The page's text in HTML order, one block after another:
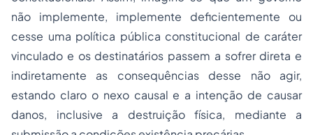
não implemente, implemente deficientemente ou
cesse uma política pública constitucional de caráter
vinculado e os destinatários passem a sofrer direta e
indiretamente as consequências desse não agir,
estando claro o nexo causal e a intenção de causar
danos, inclusive a destruição física, mediante a